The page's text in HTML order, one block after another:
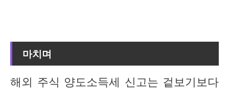
마치며
해외 주식 양도소득세 신고는 겉보기보다